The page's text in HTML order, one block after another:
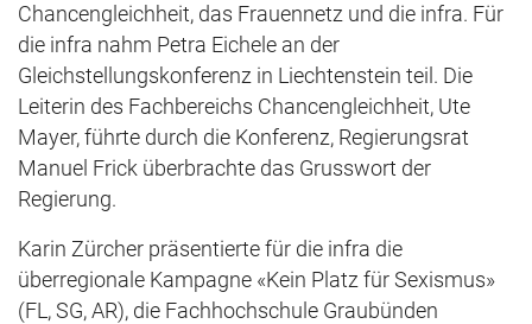
Chancengleichheit, das Frauennetz und die infra. Für
die infra nahm Petra Eichele an der
Gleichstellungskonferenz in Liechtenstein teil. Die
Leiterin des Fachbereichs Chancengleichheit, Ute
Mayer, führte durch die Konferenz, Regierungsrat
Manuel Frick überbrachte das Grusswort der
Regierung.
Karin Zürcher präsentierte für die infra die
überregionale Kampagne «Kein Platz für Sexismus»
(FL, SG, AR), die Fachhochschule Graubünden